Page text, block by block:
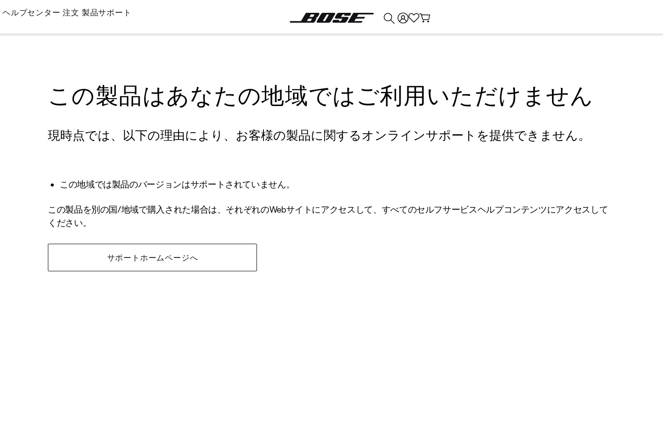
Skip
Main
ヘルプセンター 注文 製品サポート
この製品はあなたの地域ではご利用いただけません
現時点では、以下の理由により、お客様の製品に関するオンラインサポートを提供できません。
この地域では製品のバージョンはサポートされていません。
この製品を別の国/地域で購入された場合は、それぞれのWebサイトにアクセスして、すべてのセルフサービスヘルプコンテンツにアクセスして
ください。
サポートホームページへ